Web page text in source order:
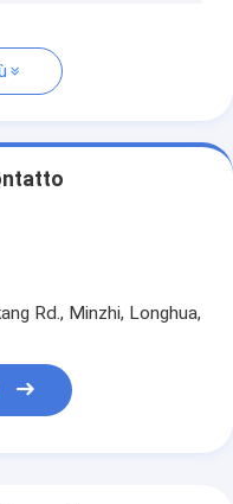
Rd., Minzhi, Longhua,